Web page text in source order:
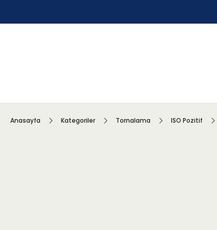
Anasayfa Kategoriler Tornalama ISO Pozitif